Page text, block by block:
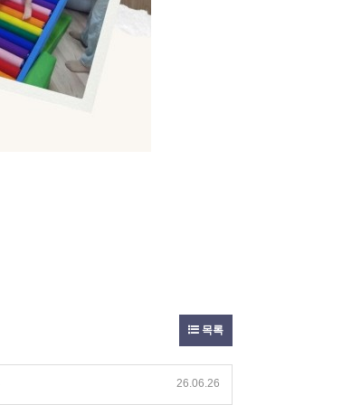
목록
26.06.26